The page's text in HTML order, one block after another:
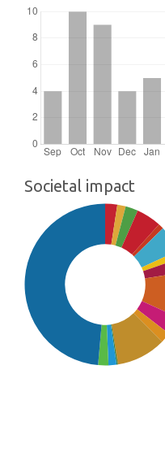
Societal impact